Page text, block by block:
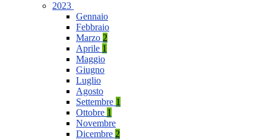
2023
Gennaio
Febbraio
Marzo 2
Aprile 1
Maggio
Giugno
Luglio
Agosto
Settembre 1
Ottobre 1
Novembre
Dicembre 2